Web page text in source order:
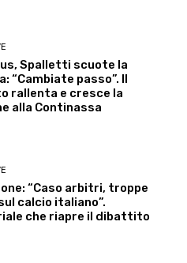
Spalletti scuote la
“Cambiate passo”. Il
rallenta e cresce la
alla Continassa
“Caso arbitri, troppe
calcio italiano”.
che riapre il dibattito